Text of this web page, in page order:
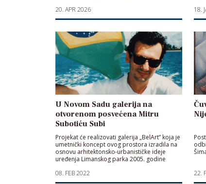
Pupina 20, koju im novosadska vlast oduzima.
„Srećan vam predstojeći dan Akademije i
20. APR 2026
18.
U Novom Sadu galerija na
otvorenom posvećena Mitru
Subotiću Subi
Projekat će realizovati galerija „BelArt” koja je
umetnički koncept ovog prostora izradila na
osnovu arhitektonsko-urbanističke ideje
uređenja Limanskog parka 2005. godine
08. FEB 2022
22.